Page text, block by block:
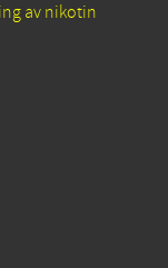
av nikotin